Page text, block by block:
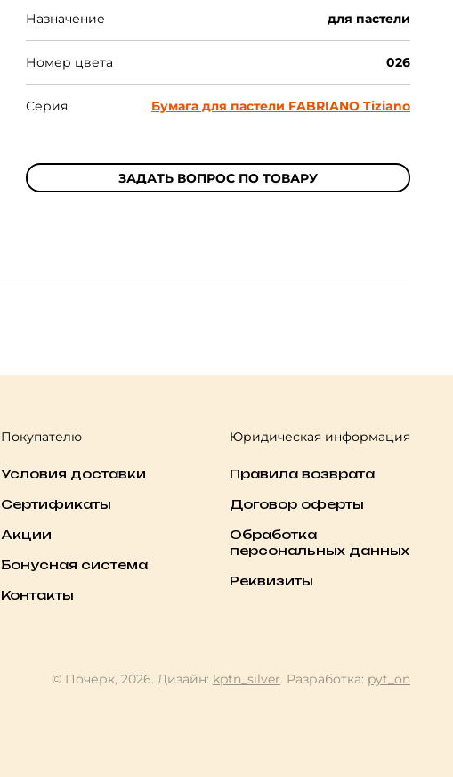
Назначение для пастели
Номер цвета 026
Серия Бумага для пастели FABRIANO Tiziano
ЗАДАТЬ ВОПРОС ПО ТОВАРУ
Покупателю
Условия доставки
Сертификаты
Акции
Бонусная система
Контакты
Юридическая информация
Правила возврата
Договор оферты
Обработка
персональных данных
Реквизиты
© Почерк, 2026. Дизайн: kptn_silver. Разработка: pyt_on